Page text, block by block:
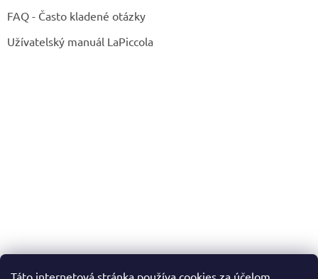
Táto internetová stránka používa cookies za účelom
FAQ - Často kladené otázky
Užívatelský manuál LaPiccola